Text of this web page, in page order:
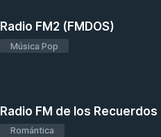
Radio FM2 (FMDOS)
Música Pop
Radio FM de los Recuerdos
Romántica